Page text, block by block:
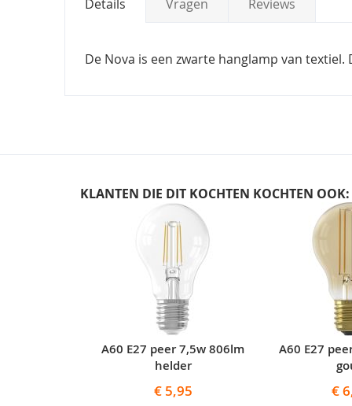
Details Vragen Reviews
De Nova is een zwarte hanglamp van
KLANTEN DIE DIT KOCHTEN KOCHTEN OOK:
A60 E27 peer 7,5w 806lm
helder
€ 5,95
A60 E27
€